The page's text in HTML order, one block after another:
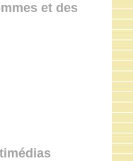
et des